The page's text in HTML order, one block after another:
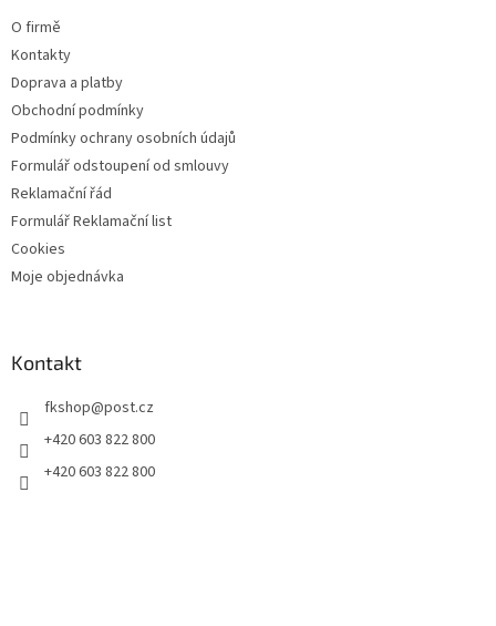
O firmě
Kontakty
Doprava a platby
Obchodní podmínky
Podmínky ochrany osobních údajů
Formulář odstoupení od smlouvy
Reklamační řád
Formulář Reklamační list
Cookies
Moje objednávka
Kontakt
fkshop@post.cz
+420 603 822 800
+420 603 822 800